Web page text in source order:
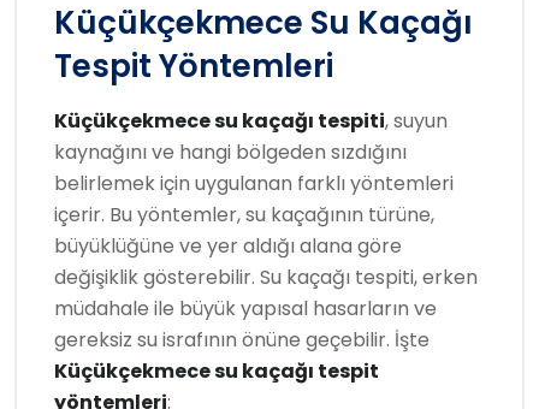
Küçükçekmece Su Kaçağı
Tespit Yöntemleri
Küçükçekmece su kaçağı tespiti, suyun
kaynağını ve hangi bölgeden sızdığını
belirlemek için uygulanan farklı yöntemleri
içerir. Bu yöntemler, su kaçağının türüne,
büyüklüğüne ve yer aldığı alana göre
değişiklik gösterebilir. Su kaçağı tespiti, erken
müdahale ile büyük yapısal hasarların ve
gereksiz su israfının önüne geçebilir. İşte
Küçükçekmece su kaçağı tespit
yöntemleri: